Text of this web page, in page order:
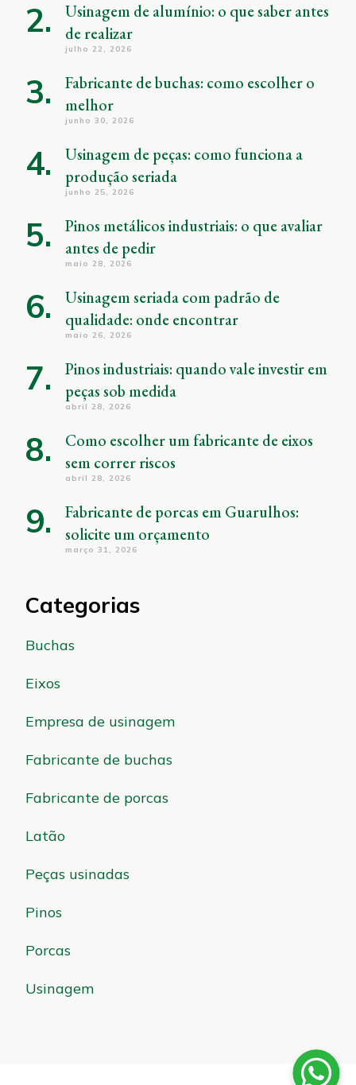
Usinagem de alumínio: o que saber antes
de realizar
julho 22, 2026
Fabricante de buchas: como escolher o
melhor
junho 30, 2026
Usinagem de peças: como funciona a
produção seriada
junho 25, 2026
Pinos metálicos industriais: o que avaliar
antes de pedir
maio 28, 2026
Usinagem seriada com padrão de
qualidade: onde encontrar
maio 26, 2026
Pinos industriais: quando vale investir em
peças sob medida
abril 28, 2026
Como escolher um fabricante de eixos
sem correr riscos
abril 28, 2026
Fabricante de porcas em Guarulhos:
solicite um orçamento
março 31, 2026
Categorias
Buchas
Eixos
Empresa de usinagem
Fabricante de buchas
Fabricante de porcas
Latão
Peças usinadas
Pinos
Porcas
Usinagem